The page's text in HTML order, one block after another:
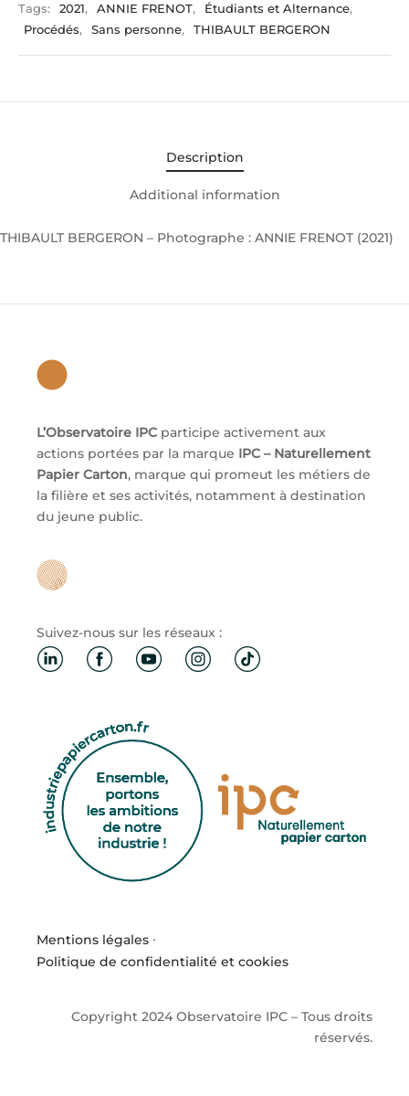
Tags:
2021, ANNIE FRENOT, Étudiants et Alternance,
Procédés, Sans personne, THIBAULT BERGERON
Description
Additional information
THIBAULT BERGERON – Photographe : ANNIE FRENOT (2021)
L’Observatoire IPC participe activement aux
actions portées par la marque IPC – Naturellement
Papier Carton, marque qui promeut les métiers de
la filière et ses activités, notamment à destination
du jeune public.
Suivez-nous sur les réseaux :
Mentions légales ·
Politique de confidentialité et cookies
Copyright 2024 Observatoire IPC – Tous droits
réservés.